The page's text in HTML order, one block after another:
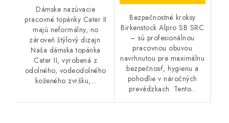
Dámske nazúvacie
pracovné topánky Cater II
majú neformálny, no
zároveň štýlový dizajn.
Naša dámska topánka
Cater II, vyrobená z
odolného, ​​vodeodolného
koženého zvršku,...
Bezpečnostné kroksy
Birkenstock Alpro SB SRC
– sú profesionálnou
pracovnou obuvou
navrhnutou pre maximálnu
bezpečnosť, hygienu a
pohodlie v náročných
prevádzkach. Tento...